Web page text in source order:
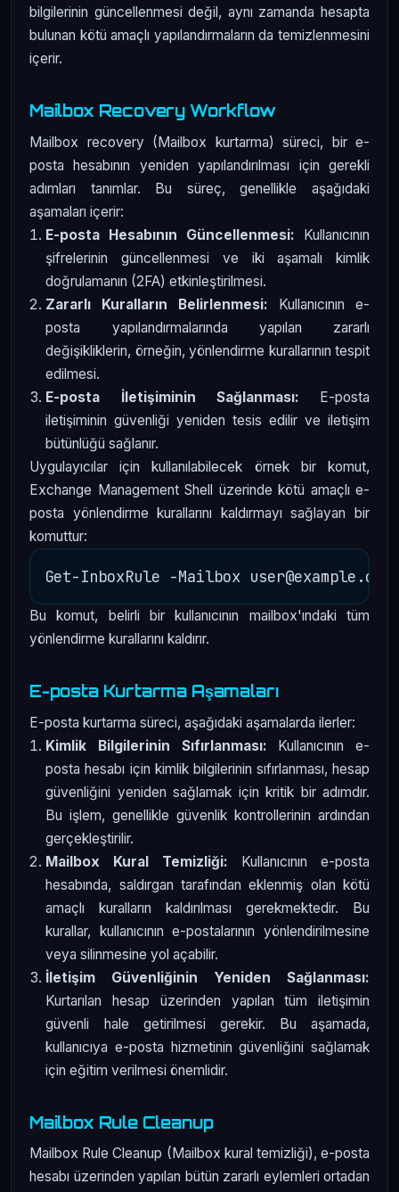
bilgilerinin güncellenmesi değil, aynı zamanda hesapta
bulunan kötü amaçlı yapılandırmaların da temizlenmesini
içerir.
Mailbox Recovery Workflow
Mailbox recovery (Mailbox kurtarma) süreci, bir e-
posta hesabının yeniden yapılandırılması için gerekli
adımları tanımlar. Bu süreç, genellikle aşağıdaki
aşamaları içerir:
E-posta Hesabının Güncellenmesi: Kullanıcının
şifrelerinin güncellenmesi ve iki aşamalı kimlik
doğrulamanın (2FA) etkinleştirilmesi.
Zararlı Kuralların Belirlenmesi: Kullanıcının e-
posta yapılandırmalarında yapılan zararlı
değişikliklerin, örneğin, yönlendirme kurallarının tespit
edilmesi.
E-posta İletişiminin Sağlanması: E-posta
iletişiminin güvenliği yeniden tesis edilir ve iletişim
bütünlüğü sağlanır.
Uygulayıcılar için kullanılabilecek örnek bir komut,
Exchange Management Shell üzerinde kötü amaçlı e-
posta yönlendirme kurallarını kaldırmayı sağlayan bir
komuttur:
Bu komut, belirli bir kullanıcının mailbox'ındaki tüm
yönlendirme kurallarını kaldırır.
E-posta Kurtarma Aşamaları
E-posta kurtarma süreci, aşağıdaki aşamalarda ilerler:
Kimlik Bilgilerinin Sıfırlanması: Kullanıcının e-
posta hesabı için kimlik bilgilerinin sıfırlanması, hesap
güvenliğini yeniden sağlamak için kritik bir adımdır.
Bu işlem, genellikle güvenlik kontrollerinin ardından
gerçekleştirilir.
Mailbox Kural Temizliği: Kullanıcının e-posta
hesabında, saldırgan tarafından eklenmiş olan kötü
amaçlı kuralların kaldırılması gerekmektedir. Bu
kurallar, kullanıcının e-postalarının yönlendirilmesine
veya silinmesine yol açabilir.
İletişim Güvenliğinin Yeniden Sağlanması:
Kurtarılan hesap üzerinden yapılan tüm iletişimin
güvenli hale getirilmesi gerekir. Bu aşamada,
kullanıcıya e-posta hizmetinin güvenliğini sağlamak
için eğitim verilmesi önemlidir.
Mailbox Rule Cleanup
Mailbox Rule Cleanup (Mailbox kural temizliği), e-posta
hesabı üzerinden yapılan bütün zararlı eylemleri ortadan